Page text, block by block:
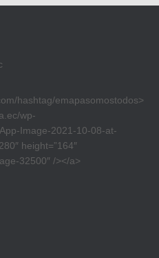
hashtag/emapasomostodos>
wp-
Image-2021-10-08-at-
height=”164″
32500″ /></a>